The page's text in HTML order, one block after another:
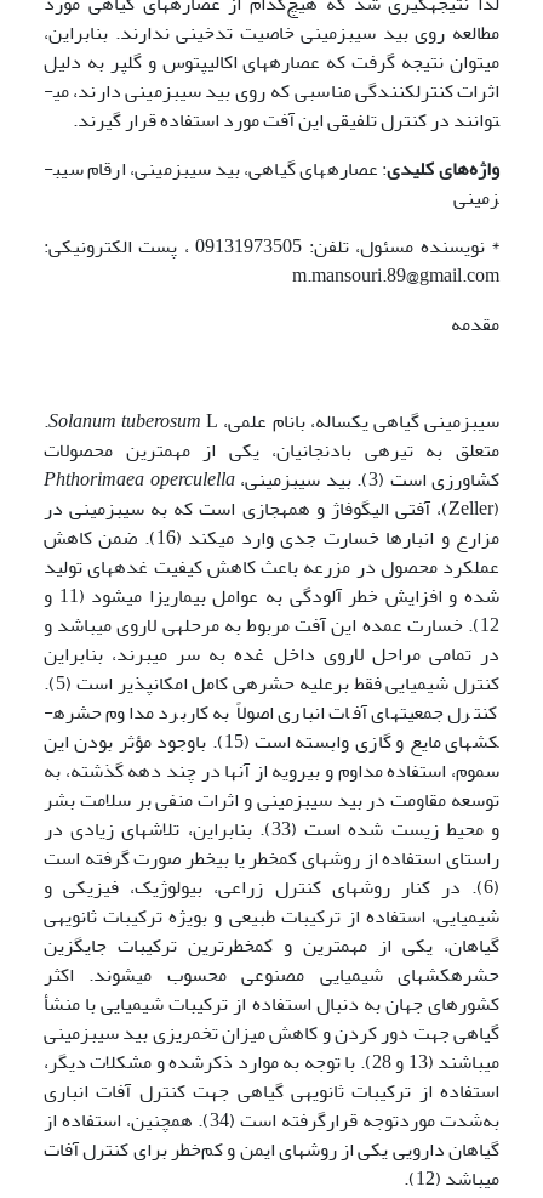
مطالعه روی بید سیب­زمینی خاصیت تدخینی ندارند. بنابراین،
می­توان نتیجه گرفت که عصاره­های اکالیپتوس و گلپر به دلیل
اثرات کنترل­کنندگی مناسبی که روی بید سیب­زمینی دارند، می­
توانند در کنترل تلفیقی این آفت مورد استفاده قرار گیرند.
واژه‌های کلیدی: عصاره­های گیاهی، بید سیب­زمینی، ارقام سیب­
زمینی
* نویسنده مسئول، تلفن: 09131973505 ، پست الکترونیکی:
m.mansouri.89@gmail.com
مقدمه
سیب­زمینی گیاهی یکساله، بانام علمی، Solanumtuberosum
L.
متعلق به تیره­ی بادنجانیان، یکی از مهم­ترین محصولات
کشاورزی است (3). بید سیب­زمینی،
Phthorimaeaoperculella
(Zeller)، آفتی الیگوفاژ و همه­جازی است که به سیب­زمینی در
مزارع و انبارها خسارت جدی وارد می­کند (16). ضمن کاهش
عملکرد محصول در مزرعه باعث کاهش کیفیت غده­های تولید
شده و افزایش خطر آلودگی به عوامل بیماری­زا می­شود (11 و
12). خسارت عمده این آفت مربوط به مرحله­ی لاروی می­باشد و
در تمامی مراحل لاروی داخل غده به سر می­برند، بنابراین
کنترل شیمیایی فقط برعلیه حشره­ی کامل امکان­پذیر است (5).
کنترل جمعیت­های آفات انباری اصولاً به کاربرد مداوم حشره­
کش­های مایع و گازی وابسته است (15). باوجود مؤثر بودن این
سموم، استفاده مداوم و بی­رویه از آن­ها در چند دهه گذشته، به
توسعه مقاومت در بید سیب­زمینی و اثرات منفی بر سلامت بشر
و محیط زیست شده است (33). بنابراین، تلاش­های زیادی در
راستای استفاده از روش­های کم­خطر یا بی­خطر صورت گرفته است
(6). در کنار روش­های کنترل زراعی، بیولوژیک، فیزیکی و
شیمیایی، استفاده از ترکیبات طبیعی و بویژه ترکیبات ثانویه­ی
گیاهان، یکی از مهم­ترین و کم­خطرترین ترکیبات جایگزین
حشره­کش­های شیمیایی مصنوعی محسوب می­شوند. اکثر
کشورهای جهان به دنبال استفاده از ترکیبات شیمیایی با منشأ
گیاهی جهت دور کردن و کاهش میزان تخم­ریزی بید سیب­زمینی
می­باشند (13 و 28). با توجه به موارد ذکرشده و مشکلات دیگر،
استفاده از ترکیبات ثانویه­ی گیاهی جهت کنترل آفات انباری
به‌شدت موردتوجه قرارگرفته است (34). همچنین، استفاده از
گیاهان دارویی یکی از روش­های ایمن و کم‌خطر برای کنترل آفات
می­باشد (12).